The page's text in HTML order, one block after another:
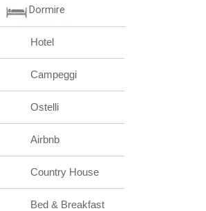
Dormire
Hotel
Campeggi
Ostelli
Airbnb
Country House
Bed & Breakfast